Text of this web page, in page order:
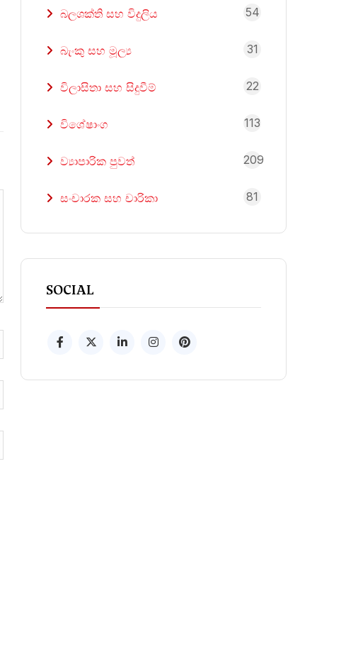
බලශක්ති සහ විදුලිය 54
බැංකු සහ මූල්‍ය 31
විලාසිතා සහ සිදුවීම් 22
විශේෂාංග 113
ව්‍යාපාරික පුවත් 209
සංචාරක සහ චාරිකා 81
SOCIAL